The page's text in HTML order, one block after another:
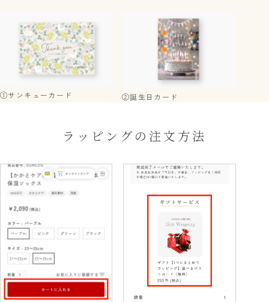
①サンキューカード ②誕生日カード
ラッピングの注文方法